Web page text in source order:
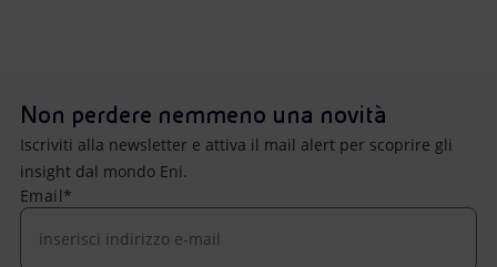
Non perdere nemmeno una novità
Iscriviti alla newsletter e attiva il mail alert per scoprire gli
insight dal mondo Eni.
Email*